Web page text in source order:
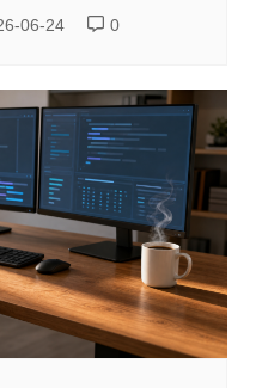
06-24 0